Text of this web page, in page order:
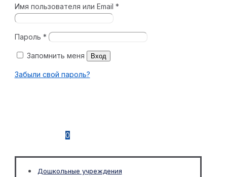
Имя пользователя или Email *
Пароль *
Запомнить меня Вход
Забыли свой пароль?
0
Дошкольные учреждения